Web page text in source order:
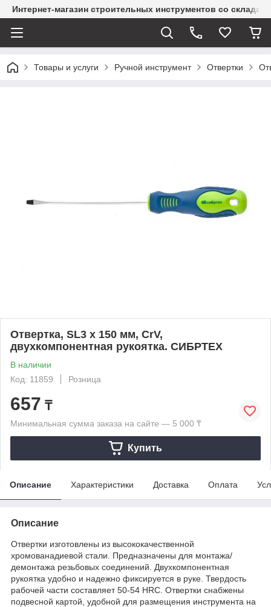
Интернет-магазин строительных инструментов со склада
Товары и услуги Ручной инструмент Отвертки
Отвертка, SL3 х 150 мм, CrV,
двухкомпонентная рукоятка. СИБРТЕХ
В наличии
Код: 11859
Розница
657 ₸
Минимальная сумма заказа на сайте — 5 000 ₸
Купить
Описание Характеристики Доставка Оплата
Описание
Отвертки изготовлены из высококачественной
хромованадиевой стали. Предназначены для монтажа/
демонтажа резьбовых соединений. Двухкомпонентная
рукоятка удобно и надежно фиксируется в руке. Твердость
рабочей части составляет 50-54 HRC. Отвертки снабжены
подвесной картой, удобной для размещения инструмента на